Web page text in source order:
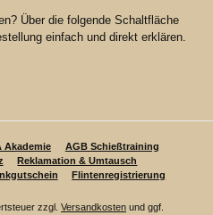
Über die folgende Schaltfläche
einfach und direkt erklären.
Akademie
AGB Schießtraining
Reklamation & Umtausch
Flintenregistrierung
zzgl. Versandkosten und ggf.